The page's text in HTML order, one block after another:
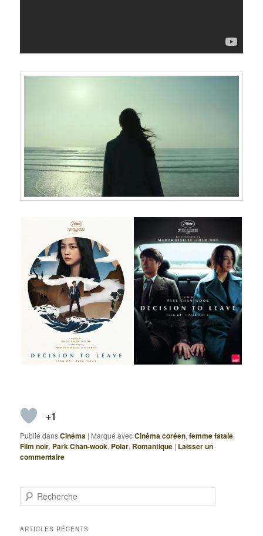
+1
Publié dansCinéma | Marqué avecCinéma coréen,femme fatale,
Film noir, Park Chan-wook, Polar, Romantique | Laisser un
commentaire
e
h
ARTICLES RÉCENTS